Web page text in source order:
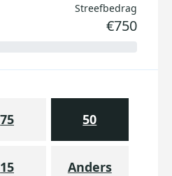
Streefbedrag
€750
75 50
15 Anders